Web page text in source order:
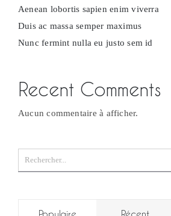
Aenean lobortis sapien enim viverra
Duis ac massa semper maximus
Nunc fermint nulla eu justo sem id
Recent Comments
Aucun commentaire à afficher.
Rechercher:
Populaire Récent